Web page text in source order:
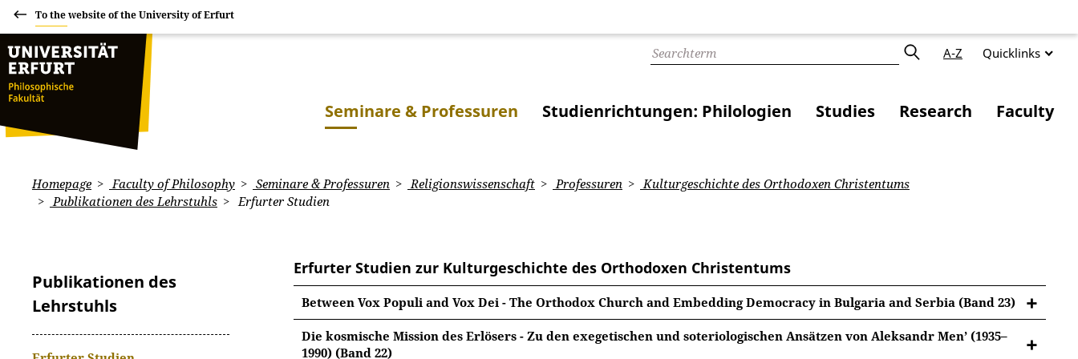
To the website of the University of Erfurt
A-Z Quicklinks
Seminare & Professuren Studienrichtungen: Philologien Studies Research Faculty
Homepage Faculty of Philosophy Seminare & Professuren Religionswissenschaft Professuren
Kulturgeschichte des Orthodoxen Christentums
Publikationen des Lehrstuhls
Erfurter Studien
Publikationen des
Lehrstuhls
Erfurter Studien zur Kulturgeschichte des Orthodoxen Christentums
Between Vox Populi and Vox Dei - The Orthodox Church and Embedding Democracy in Bulgaria and Serbia (Band 23)
Die kosmische Mission des Erlösers - Zu den exegetischen und soteriologischen Ansätzen von Aleksandr Men’ (1935–
1990) (Band 22)